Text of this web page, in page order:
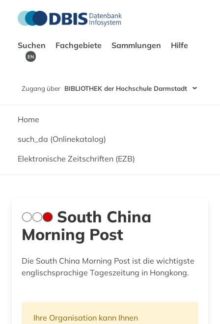
Suchen Fachgebiete Sammlungen Hilfe
EN
Zugang über BIBLIOTHEK der Hochschule Darmstadt
Home
such_da (Onlinekatalog)
Elektronische Zeitschriften (EZB)
South China
Morning Post
Die South China Morning Post ist die wichtigste
englischsprachige Tageszeitung in Hongkong.
Ihre Organisation kann Ihnen